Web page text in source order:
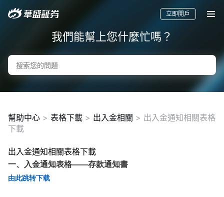
要聞
快訊
美股
港股
新股
立即開戶
我們能幫上您什麼忙嗎？
幫助中心 > 表格下載 > 出入金相關 > 出入金通知相關表格
下載
出入金通知相關表格下載
一、入金通知表格——存款通知書
由此跳转下载